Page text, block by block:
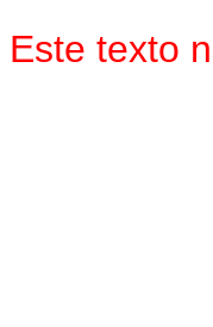
Este texto